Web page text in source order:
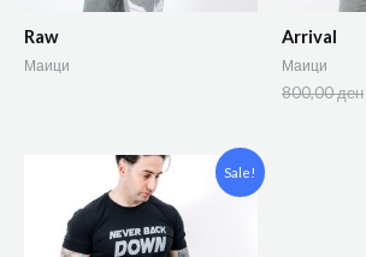
Raw
Маици
Arrival
Маици
800,00ден
Sale!